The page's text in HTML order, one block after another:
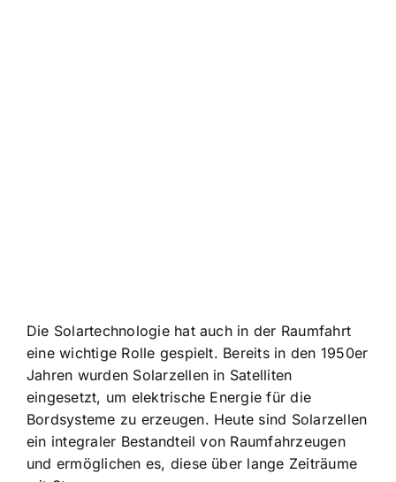
Die Solartechnologie hat auch in der Raumfahrt
eine wichtige Rolle gespielt. Bereits in den 1950er
Jahren wurden Solarzellen in Satelliten
eingesetzt, um elektrische Energie für die
Bordsysteme zu erzeugen. Heute sind Solarzellen
ein integraler Bestandteil von Raumfahrzeugen
und ermöglichen es, diese über lange Zeiträume